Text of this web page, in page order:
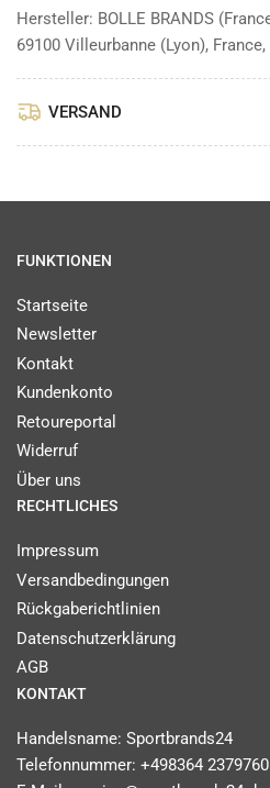
Hersteller: BOLLE BRANDS
69100 Villeurbanne (Lyon),
VERSAND
FUNKTIONEN
Startseite
Newsletter
Kontakt
Kundenkonto
Retoureportal
Widerruf
Über uns
RECHTLICHES
Impressum
Versandbedingungen
Rückgaberichtlinien
Datenschutzerklärung
AGB
KONTAKT
Handelsname: Sportbrands24
Telefonnummer: +498364 2379760